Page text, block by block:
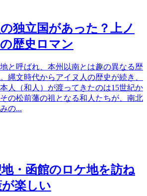
独立国があった？上ノ
歴史ロマン
と呼ばれ、本州以南とは趣の異なる歴
縄文時代からアイヌ人の歴史が続き、
人（和人）が渡ってきたのは15世紀か
の松前藩の祖となる和人たちが、南北
の...
・函館のロケ地を訪ね
楽しい